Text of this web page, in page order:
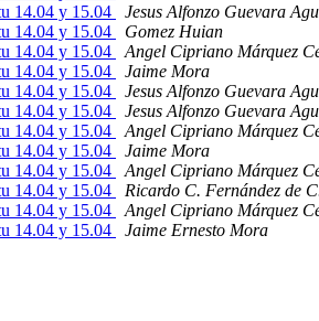
14.04 y 15.04
Jesus Alfonzo Guevara
14.04 y 15.04
Gomez Huian
14.04 y 15.04
Angel Cipriano Márquez
14.04 y 15.04
Jaime Mora
14.04 y 15.04
Jesus Alfonzo Guevara
14.04 y 15.04
Jesus Alfonzo Guevara
14.04 y 15.04
Angel Cipriano Márquez
14.04 y 15.04
Jaime Mora
14.04 y 15.04
Angel Cipriano Márquez
14.04 y 15.04
Ricardo C. Fernández de
14.04 y 15.04
Angel Cipriano Márquez
14.04 y 15.04
Jaime Ernesto Mora